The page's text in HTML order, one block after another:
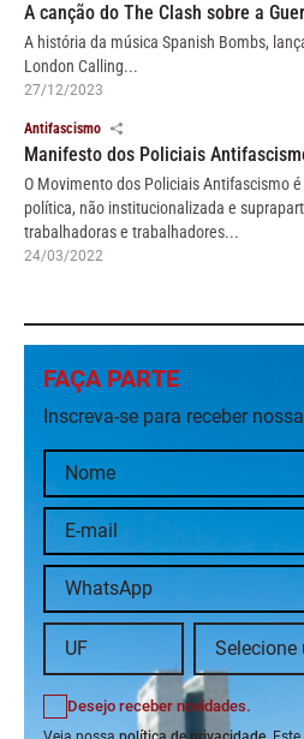
A canção do The Clash sobre a
A história da música Spanish Bombs,
London Calling...
27/12/2023
Antifascismo
Manifesto dos Policiais
O Movimento dos Policiais Antifascismo
política, não institucionalizada e
trabalhadoras e trabalhadores...
24/03/2022
FAÇA PARTE
Inscreva-se para receber
Desejo receber novidades.